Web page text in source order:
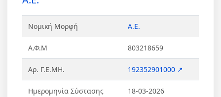
Νομική Μορφή Α.Ε.
Α.Φ.Μ 803218659
Αρ. Γ.Ε.ΜΗ. 192352901000 ↗
Ημερομηνία Σύστασης 18-03-2026